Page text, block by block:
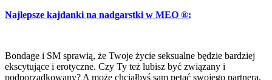
Najlepsze kajdanki na nadgarstki w MEO ®:
Bondage i SM sprawią, że Twoje życie seksualne będzie bardziej
ekscytujące i erotyczne. Czy Ty też lubisz być związany i
podporządkowany? A może chciałbyś sam pętać swojego partnera,